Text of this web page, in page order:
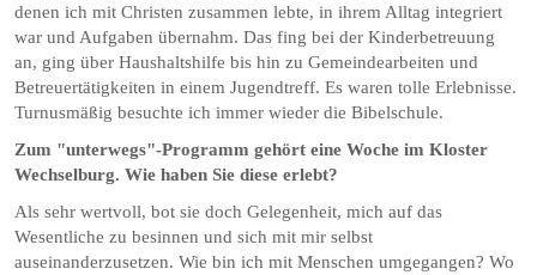
denen ich mit Christen zusammen lebte, in ihrem Alltag integriert
war und Aufgaben übernahm. Das fing bei der Kinderbetreuung
an, ging über Haushaltshilfe bis hin zu Gemeindearbeiten und
Betreuertätigkeiten in einem Jugendtreff. Es waren tolle Erlebnisse.
Turnusmäßig besuchte ich immer wieder die Bibelschule.
Zum "unterwegs"-Programm gehört eine Woche im Kloster
Wechselburg. Wie haben Sie diese erlebt?
Als sehr wertvoll, bot sie doch Gelegenheit, mich auf das
Wesentliche zu besinnen und sich mit mir selbst
auseinanderzusetzen. Wie bin ich mit Menschen umgegangen? Wo